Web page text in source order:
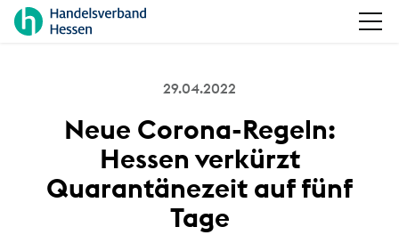
29.04.2022
Neue Corona-Regeln:
Hessen verkürzt
Quarantänezeit auf fünf
Tage